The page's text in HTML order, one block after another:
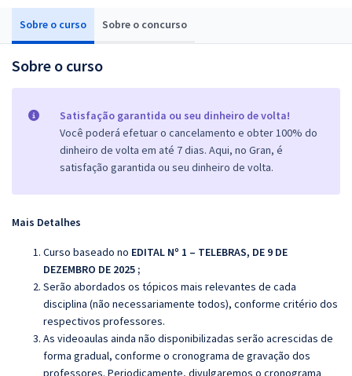
Sobre o curso Sobre o concurso
Sobre o curso
Satisfação garantida ou seu dinheiro de volta!
Você poderá efetuar o cancelamento e obter 100% do
dinheiro de volta em até 7 dias. Aqui, no Gran, é
satisfação garantida ou seu dinheiro de volta.
Mais Detalhes
Curso baseado no EDITAL Nº 1 – TELEBRAS, DE 9 DE
DEZEMBRO DE 2025 ;
Serão abordados os tópicos mais relevantes de cada
disciplina (não necessariamente todos), conforme critério dos
respectivos professores.
As videoaulas ainda não disponibilizadas serão acrescidas de
forma gradual, conforme o cronograma de gravação dos
professores. Periodicamente, divulgaremos o cronograma